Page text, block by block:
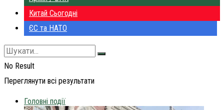
Китай Сьогодні
ЄС та НАТО
No Result
Переглянути всі результати
Головні події